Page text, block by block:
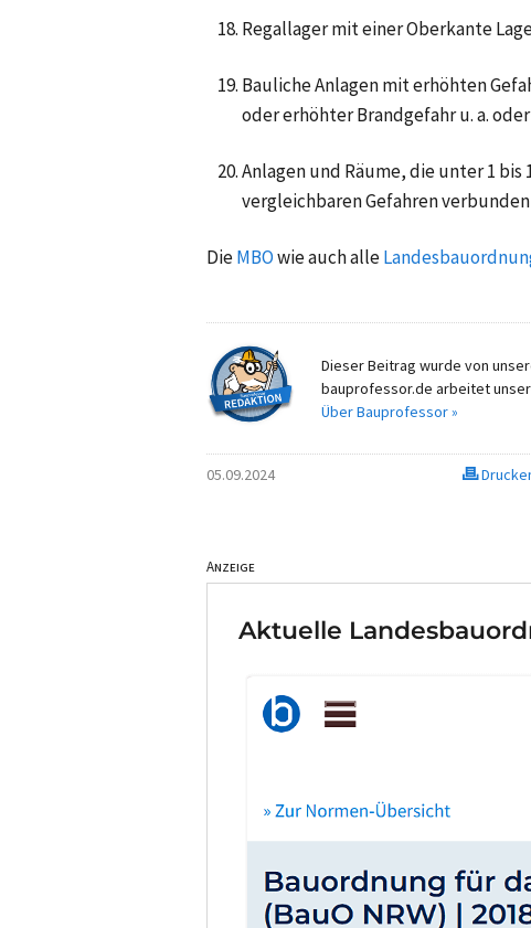
Regallager mit einer Oberkante
Bauliche Anlagen mit erhöhten
oder erhöhter Brandgefahr u. a. oder
Anlagen und Räume, die unter 1
vergleichbaren Gefahren verbunden
DieMBOwie auch alle
Dieser Beitrag wurde von
bauprofessor.de arbeitet
Über Bauprofessor »
05.09.2024
Anzeige
Aktuelle